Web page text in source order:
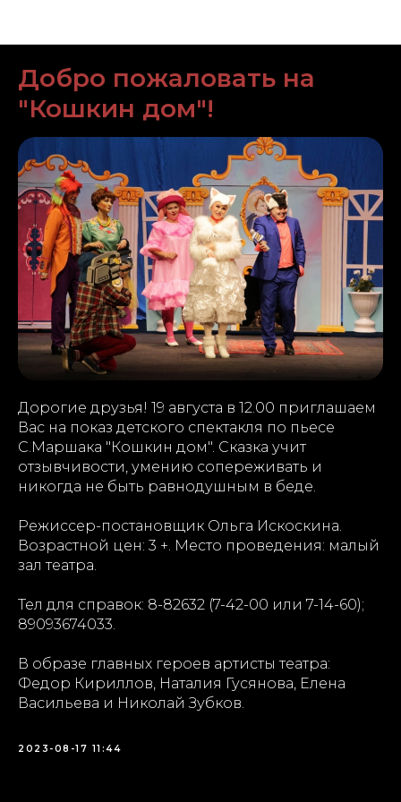
Добро пожаловать на
"Кошкин дом"!
Дорогие друзья! 19 августа в 12.00 приглашаем
Вас на показ детского спектакля по пьесе
С.Маршака "Кошкин дом". Сказка учит
отзывчивости, умению сопереживать и
никогда не быть равнодушным в беде.
Режиссер-постановщик Ольга Искоскина.
Возрастной цен: 3 +. Место проведения: малый
зал театра.
Тел для справок: 8-82632 (7-42-00 или 7-14-60);
89093674033.
В образе главных героев артисты театра:
Федор Кириллов, Наталия Гусянова, Елена
Васильева и Николай Зубков.
2023-08-17 11:44